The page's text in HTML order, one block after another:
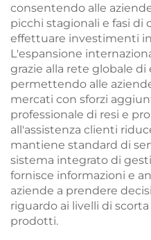
consentendo alle
picchi stagionali e fasi di
effettuare investimenti
L'espansione
grazie alla rete globale di
permettendo alle
mercati con sforzi
professionale di resi e
all'assistenza clienti
mantiene standard di
sistema integrato di
fornisce informazioni e
aziende a prendere
riguardo ai livelli di
prodotti.